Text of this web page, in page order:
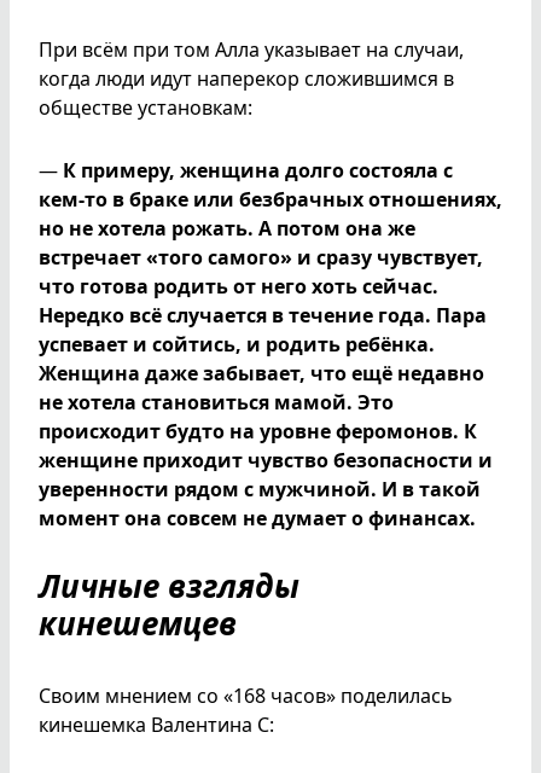
При всём при том Алла указывает на случаи,
когда люди идут наперекор сложившимся в
обществе установкам:
— К примеру, женщина долго состояла с
кем-то в браке или безбрачных отношениях,
но не хотела рожать. А потом она же
встречает «того самого» и сразу чувствует,
что готова родить от него хоть сейчас.
Нередко всё случается в течение года. Пара
успевает и сойтись, и родить ребёнка.
Женщина даже забывает, что ещё недавно
не хотела становиться мамой. Это
происходит будто на уровне феромонов. К
женщине приходит чувство безопасности и
уверенности рядом с мужчиной. И в такой
момент она совсем не думает о финансах.
Личные взгляды
кинешемцев
Своим мнением со «168 часов» поделилась
кинешемка Валентина С: